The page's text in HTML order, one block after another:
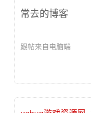
常去的博客
跟帖来自电脑端